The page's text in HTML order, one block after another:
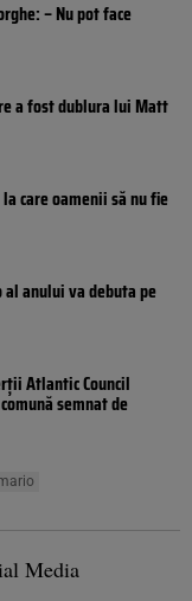
– Nu pot face
a fost dublura lui Matt
care oamenii să nu fie
anului va debuta pe
Atlantic Council
semnat de
Media